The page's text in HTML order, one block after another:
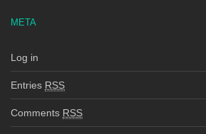
META
Log in
Entries RSS
Comments RSS